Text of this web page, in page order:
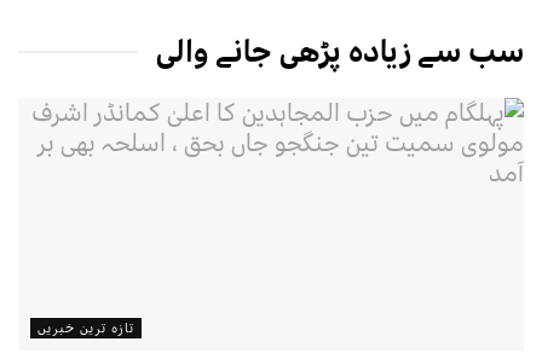
سب سے زیادہ پڑھی جانے والی
تازہ ترین خبریں